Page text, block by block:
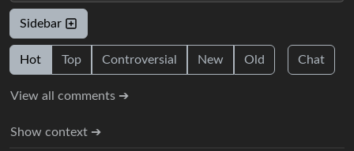
Sidebar
Hot Top Controversial New Old Chat
View all comments ➔
Show context ➔